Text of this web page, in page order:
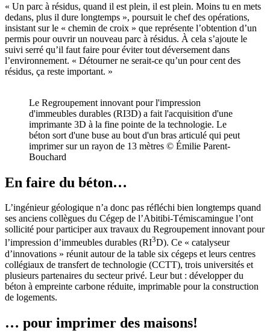
« Un parc à résidus, quand il est plein, il est plein. Moins tu en mets
dedans, plus il dure longtemps », poursuit le chef des opérations,
insistant sur le « chemin de croix » que représente l’obtention d’un
permis pour ouvrir un nouveau parc à résidus. À cela s’ajoute le
suivi serré qu’il faut faire pour éviter tout déversement dans
l’environnement. « Détourner ne serait-ce qu’un pour cent des
résidus, ça reste important. »
Le Regroupement innovant pour l'impression
d'immeubles durables (RI3D) a fait l'acquisition d'une
imprimante 3D à la fine pointe de la technologie. Le
béton sort d'une buse au bout d'un bras articulé qui peut
imprimer sur un rayon de 13 mètres © Émilie Parent-
Bouchard
En faire du béton…
L’ingénieur géologique n’a donc pas réfléchi bien longtemps quand
ses anciens collègues du Cégep de l’Abitibi-Témiscamingue l’ont
sollicité pour participer aux travaux du Regroupement innovant pour
l’impression d’immeubles durables (RI3D). Ce « catalyseur
d’innovations » réunit autour de la table six cégeps et leurs centres
collégiaux de transfert de technologie (CCTT), trois universités et
plusieurs partenaires du secteur privé. Leur but : développer du
béton à empreinte carbone réduite, imprimable pour la construction
de logements.
… pour imprimer des maisons!